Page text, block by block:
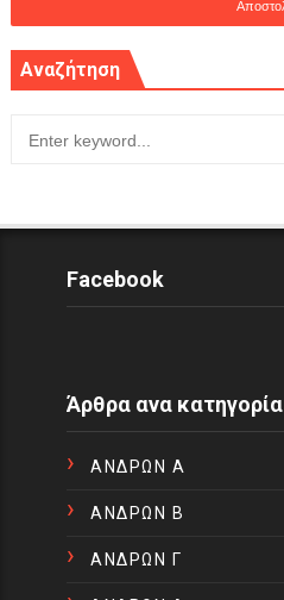
Αναζήτηση
Facebook
Άρθρα ανα κατηγορία
ΑΝΔΡΩΝ Α
ΑΝΔΡΩΝ Β
ΑΝΔΡΩΝ Γ